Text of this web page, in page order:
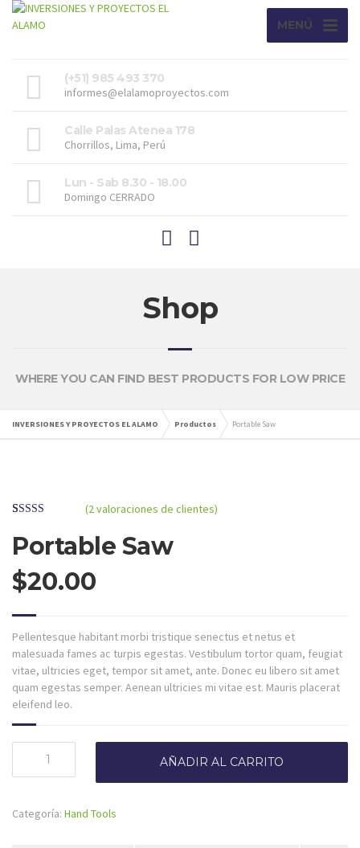
MENÚ
(+51) 985 493 370
informes@elalamoproyectos.com
Calle Palas Atenea 178
Chorrillos, Lima, Perú
Lun - Sab 8.30 - 18.00
Domingo CERRADO
Shop
WHERE YOU CAN FIND BEST PRODUCTS FOR LOW PRICE
INVERSIONES Y PROYECTOS EL ALAMO Productos Portable Saw
con
de
5 en base a
de clientes
(2valoraciones de clientes)
Portable Saw
$20.00
Pellentesque habitant morbi tristique senectus et netus et
malesuada fames ac turpis egestas. Vestibulum tortor quam, feugiat
vitae, ultricies eget, tempor sit amet, ante. Donec eu libero sit amet
quam egestas semper. Aenean ultricies mi vitae est. Mauris placerat
eleifend leo.
AÑADIR AL CARRITO
Categoría: Hand Tools